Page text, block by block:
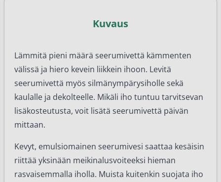
Kuvaus
Lämmitä pieni määrä seerumivettä kämmenten
välissä ja hiero kevein liikkein ihoon. Levitä
seerumivettä myös silmänympärysiholle sekä
kaulalle ja dekolteelle. Mikäli iho tuntuu tarvitsevan
lisäkosteutusta, voit lisätä seerumivettä päivän
mittaan.
Kevyt, emulsiomainen seerumivesi saattaa kesäisin
riittää yksinään meikinalusvoiteeksi hieman
rasvaisemmalla iholla. Muista kuitenkin suojata iho